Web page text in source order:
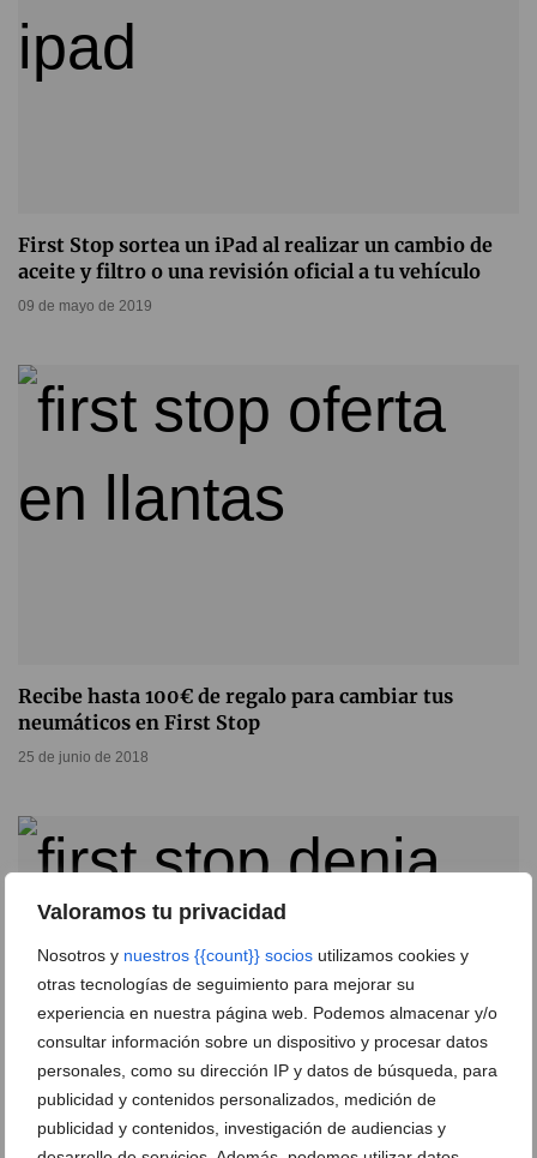
Valoramos tu privacidad
Nosotros y nuestros {{count}} socios utilizamos cookies y
otras tecnologías de seguimiento para mejorar su
experiencia en nuestra página web. Podemos almacenar y/o
consultar información sobre un dispositivo y procesar datos
personales, como su dirección IP y datos de búsqueda, para
publicidad y contenidos personalizados, medición de
publicidad y contenidos, investigación de audiencias y
First Stop sortea un iPad al realizar un cambio de
aceite y filtro o una revisión oficial a tu vehículo
09 de mayo de 2019
Recibe hasta 100€ de regalo para cambiar tus
neumáticos en First Stop
25 de junio de 2018
Obtén hasta 120€ de descuento al comprar tus